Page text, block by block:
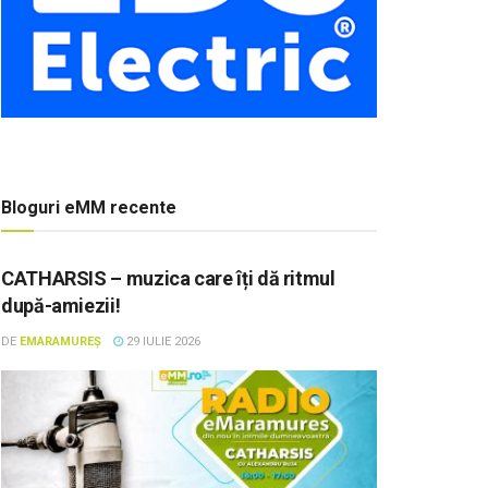
Bloguri eMM recente
CATHARSIS – muzica care îți dă ritmul
după-amiezii!
DE EMARAMUREȘ 29 IULIE 2026